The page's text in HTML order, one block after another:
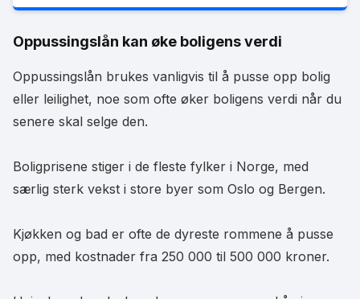
Oppussingslån kan øke boligens verdi
Oppussingslån brukes vanligvis til å pusse opp bolig
eller leilighet, noe som ofte øker boligens verdi når du
senere skal selge den.
Boligprisene stiger i de fleste fylker i Norge, med
særlig sterk vekst i store byer som Oslo og Bergen.
Kjøkken og bad er ofte de dyreste rommene å pusse
opp, med kostnader fra 250 000 til 500 000 kroner.